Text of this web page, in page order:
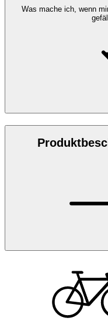
Was mache ich, wenn